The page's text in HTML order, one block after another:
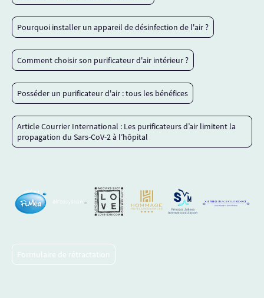
Pourquoi installer un appareil de désinfection de l'air ?
Comment choisir son purificateur d'air intérieur ?
Posséder un purificateur d'air : tous les bénéfices
Article Courrier International : Les purificateurs d’air limitent la
propagation du Sars-CoV-2 à l’hôpital
Formulaire de rétractation